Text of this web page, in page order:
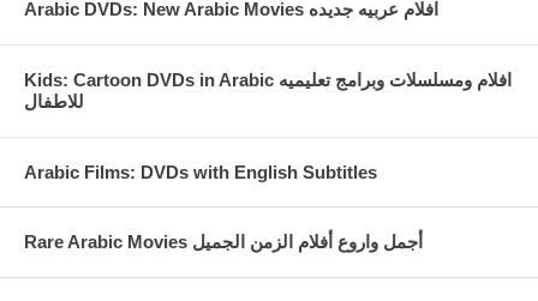
[x] close
Enter an item description or eBay Item ID#
Arabic DVDs: New Arabic Movies افلام عربيه جديده
Kids: Cartoon DVDs in Arabic افلام ومسلسلات وبرامج تعليميه
للاطفال
Arabic Films: DVDs with English Subtitles
Rare Arabic Movies أجمل واروع أفلام الزمن الجميل